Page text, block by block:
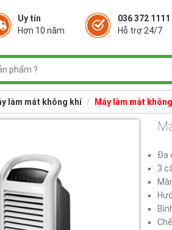
Uy tín
Hơn 10 năm
036 372 1111
Hỗ trợ 24/7
làm mát không khí Máy làm mát
Đa
3